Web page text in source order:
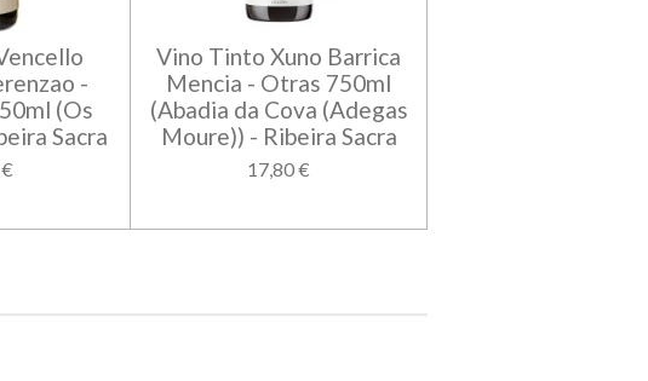
-
(Os
Sacra
Vino Tinto Xuno Barrica
Mencia - Otras 750ml
(Abadia da Cova (Adegas
Moure)) - Ribeira Sacra
17,80 €